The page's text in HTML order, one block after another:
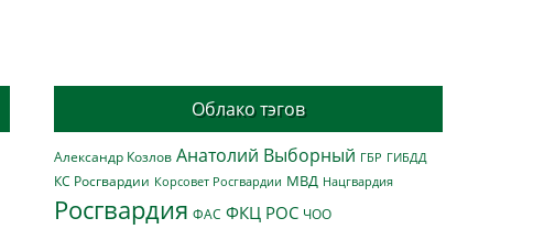
Облако тэгов
Александр Козлов Анатолий Выборный ГБР ГИБДД
КС Росгвардии Корсовет Росгвардии МВД Нацгвардия
Росгвардия ФАС ФКЦ РОС ЧОО